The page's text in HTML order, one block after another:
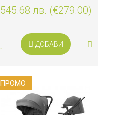
545.68 лв. (€279.00)
ДОБАВИ
ПРОМO